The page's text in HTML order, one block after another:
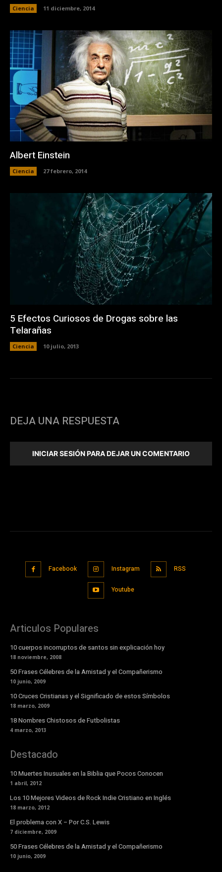
Ciencia 11 diciembre, 2014
Albert Einstein
Ciencia 27 febrero, 2014
5 Efectos Curiosos de Drogas sobre las
Telarañas
Ciencia 10 julio, 2013
DEJA UNA RESPUESTA
INICIAR SESIÓN PARA DEJAR UN COMENTARIO
Facebook Instagram RSS
Youtube
Articulos Populares
10 cuerpos incorruptos de santos sin explicación hoy
18 noviembre, 2008
50 Frases Célebres de la Amistad y el Compañerismo
10 junio, 2009
10 Cruces Cristianas y el Significado de estos Símbolos
18 marzo, 2009
18 Nombres Chistosos de Futbolistas
4 marzo, 2013
Destacado
10 Muertes Inusuales en la Biblia que Pocos Conocen
1 abril, 2012
Los 10 Mejores Videos de Rock Indie Cristiano en Inglés
18 marzo, 2012
El problema con X – Por C.S. Lewis
7 diciembre, 2009
50 Frases Célebres de la Amistad y el Compañerismo
10 junio, 2009